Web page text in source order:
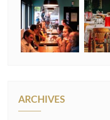
ARCHIVES